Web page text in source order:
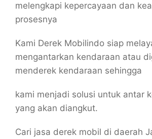
melengkapi kepercayaan dan
prosesnya
Kami Derek Mobilindo siap
mengantarkan kendaraan atau
menderek kendaraan sehingga
kami menjadi solusi untuk antar
yang akan diangkut.
Cari jasa derek mobil di daerah